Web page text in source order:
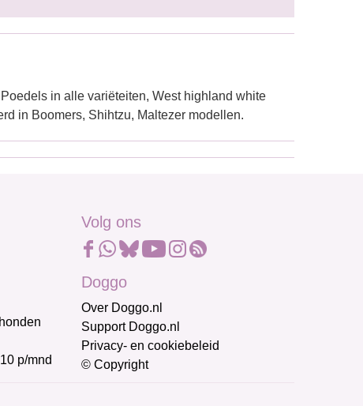
in alle variëteiten, West highland white
in Boomers, Shihtzu, Maltezer modellen.
p/mnd
Volg ons
Doggo
Over Doggo.nl
Support Doggo.nl
Privacy- en cookiebeleid
© Copyright